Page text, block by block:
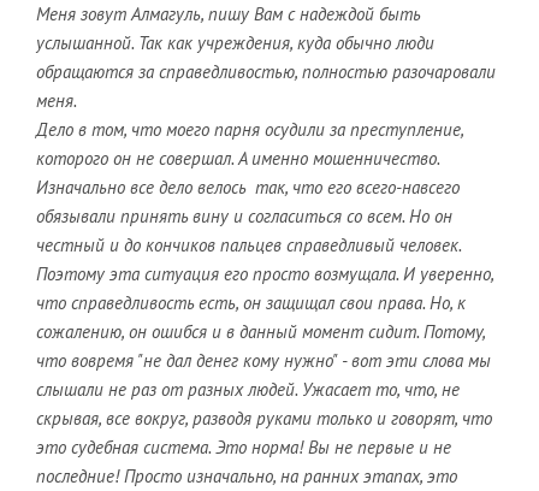
Меня зовут Алмагуль, пишу Вам с надеждой быть
услышанной. Так как учреждения, куда обычно люди
обращаются за справедливостью, полностью разочаровали
меня.
Дело в том, что моего парня осудили за преступление,
которого он не совершал. А именно мошенничество.
Изначально все дело велось так, что его всего-навсего
обязывали принять вину и согласиться со всем. Но он
честный и до кончиков пальцев справедливый человек.
Поэтому эта ситуация его просто возмущала. И уверенно,
что справедливость есть, он защищал свои права. Но, к
сожалению, он ошибся и в данный момент сидит. Потому,
что вовремя "не дал денег кому нужно" - вот эти слова мы
слышали не раз от разных людей. Ужасает то, что, не
скрывая, все вокруг, разводя руками только и говорят, что
это судебная система. Это норма! Вы не первые и не
последние! Просто изначально, на ранних этапах, это